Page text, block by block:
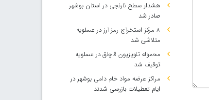
هشدار سطح نارنجی در استان بوشهر
صادر شد
۸ مرکز استخراج رمز ارز در عسلویه
متلاشی شد
محموله تلویزیون قاچاق در عسلویه
توقیف شد
مراکز عرضه مواد خام دامی بوشهر در
ایام تعطیلات بازرسی شدند